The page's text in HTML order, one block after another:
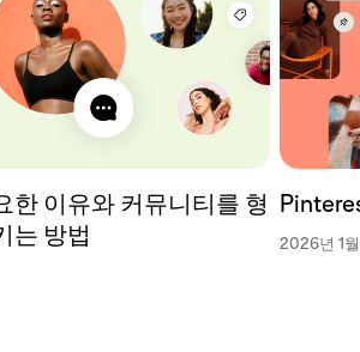
한 이유와 커뮤니티를 형
는 방법
2026년 1